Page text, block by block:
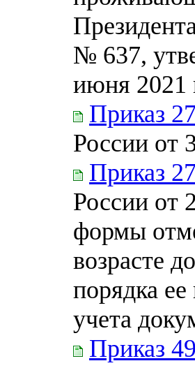
№ 637,
июня 2021
Приказ 27
России от
Приказ
России от
формы
возрасте
порядка
учета
Приказ 49